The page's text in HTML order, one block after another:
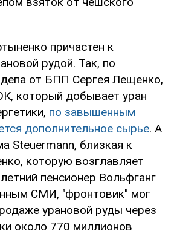
причастен к
рудой. Так, по
от БПП Сергея Лещенко,
который добывает уран
по завышенным
дополнительное сырье. А
Steuermann, близкая к
которую возглавляет
пенсионер Вольфганг
СМИ, "фронтовик" мог
урановой руды через
около 770 миллионов